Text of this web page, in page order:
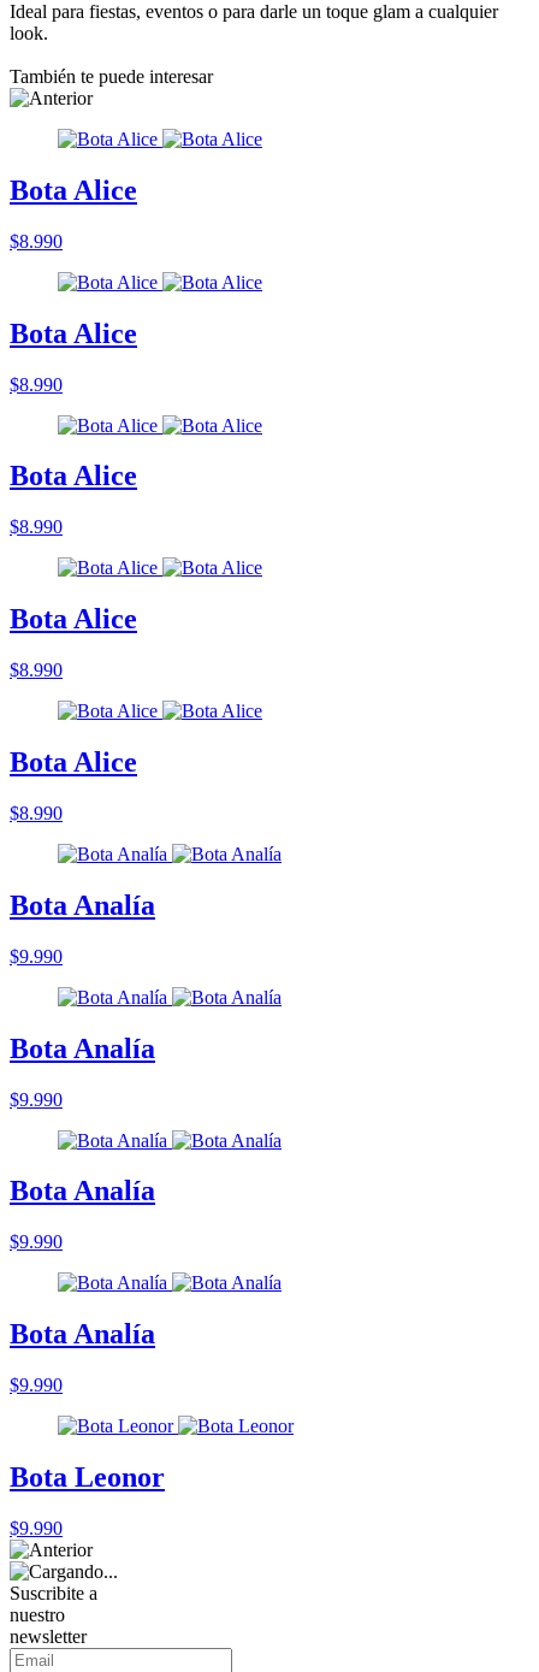
Ideal para fiestas, eventos o para darle un toque glam a cualquier
look.
También te puede interesar
Bota Alice
$8.990
Bota Alice
$8.990
Bota Alice
$8.990
Bota Alice
$8.990
Bota Alice
$8.990
Bota Analía
$9.990
Bota Analía
$9.990
Bota Analía
$9.990
Bota Analía
$9.990
Bota Leonor
$9.990
Suscribite a
nuestro
newsletter